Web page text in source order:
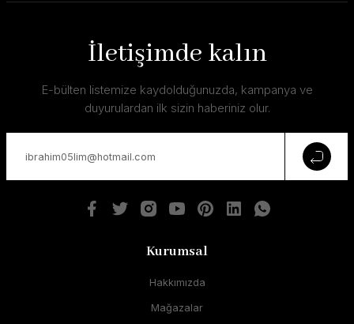
İletişimde kalın
E-bülten listemize kaydolduğunuzda, kampanya ve
duyurulardan ilk sizin haberiniz olur.
Kurumsal
Hakkımızda
Mağazalar